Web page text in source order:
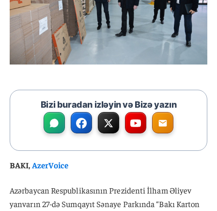
Bizi buradan izləyin və Bizə yazın
BAKI,AzerVoice
Azərbaycan Respublikasının Prezidenti İlham Əliyev
yanvarın 27-də Sumqayıt Sənaye Parkında “Bakı Karton